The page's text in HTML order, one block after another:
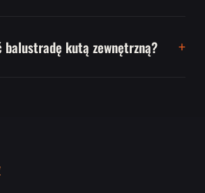
balustradę kutą zewnętrzną?